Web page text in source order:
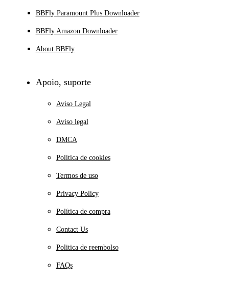
BBFly Paramount Plus Downloader
BBFly Amazon Downloader
About BBFly
Apoio, suporte
Aviso Legal
Aviso legal
DMCA
Política de cookies
Termos de uso
Privacy Policy
Política de compra
Contact Us
Politica de reembolso
FAQs